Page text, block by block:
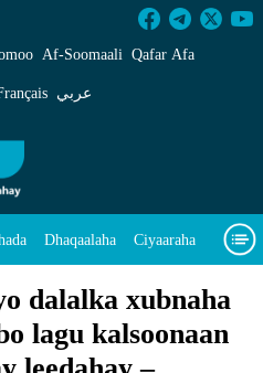
xubnaha ka ah
Af‑Soomaali Qafar Afa
عربي
Dhaqaalaha Ciyaaraha
Tilmaamaha Muuqaalo
dalalka xubnaha
lagu kalsoonaan